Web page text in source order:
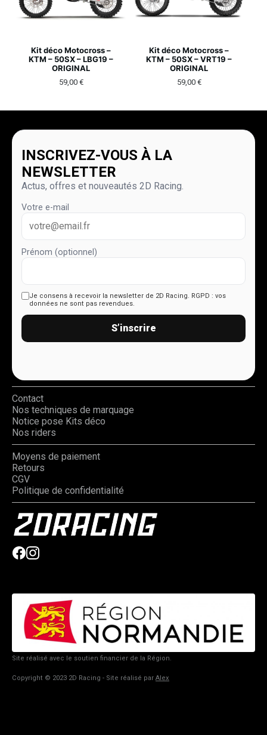
Kit déco Motocross –
KTM – 50SX – LBG19 –
ORIGINAL
59,00 €
Kit déco Motocross –
KTM – 50SX – VRT19 –
ORIGINAL
59,00 €
INSCRIVEZ-VOUS À LA
NEWSLETTER
Actus, offres et nouveautés 2D Racing.
Votre e-mail
Prénom (optionnel)
Je consens à recevoir la newsletter de 2D Racing. RGPD : vos
données ne sont pas revendues.
S’inscrire
Contact
Nos techniques de marquage
Notice pose Kits déco
Nos riders
Moyens de paiement
Retours
CGV
Politique de confidentialité
Site réalisé avec le soutien financier de la Région.
Copyright © 2023 2D Racing - Site réalisé par Alex